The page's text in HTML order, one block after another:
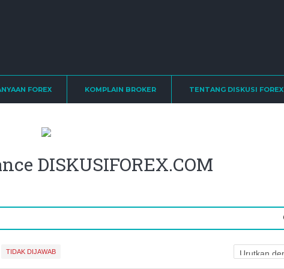
FOREX KOMPLAIN BROKER TENTANG DISKUSI FOREX
DISKUSIFOREX.COM
TIDAK DIJAWAB